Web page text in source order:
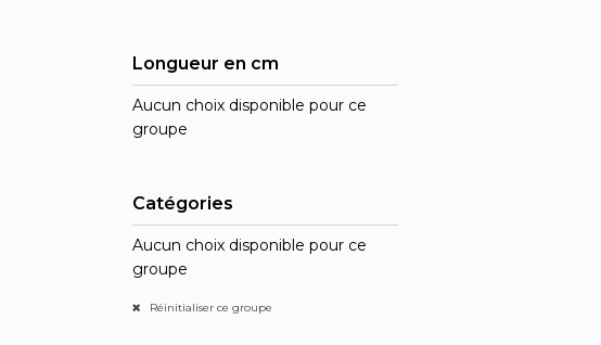
Longueur en cm
Aucun choix disponible pour ce
groupe
Catégories
Aucun choix disponible pour ce
groupe
Réinitialiser ce groupe